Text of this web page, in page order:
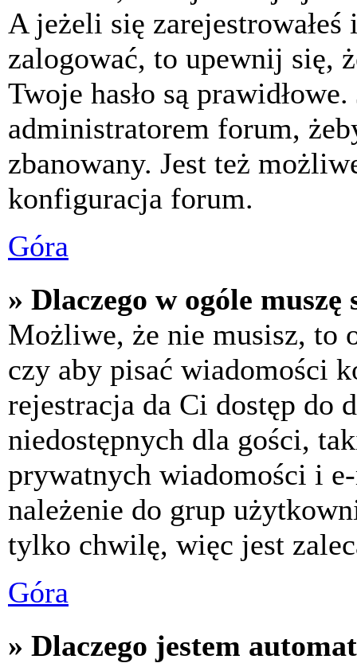
A jeżeli się
zalogować, to upewnij się,
Twoje hasło są
administratorem forum,
zbanowany. Jest też
konfiguracja forum.
Góra
» Dlaczego w ogóle
Możliwe, że nie musisz, to
czy aby pisać wiadomości
rejestracja da Ci dostęp do
niedostępnych dla gości,
prywatnych wiadomości i
należenie do grup
tylko chwilę, więc jest
Góra
» Dlaczego jestem